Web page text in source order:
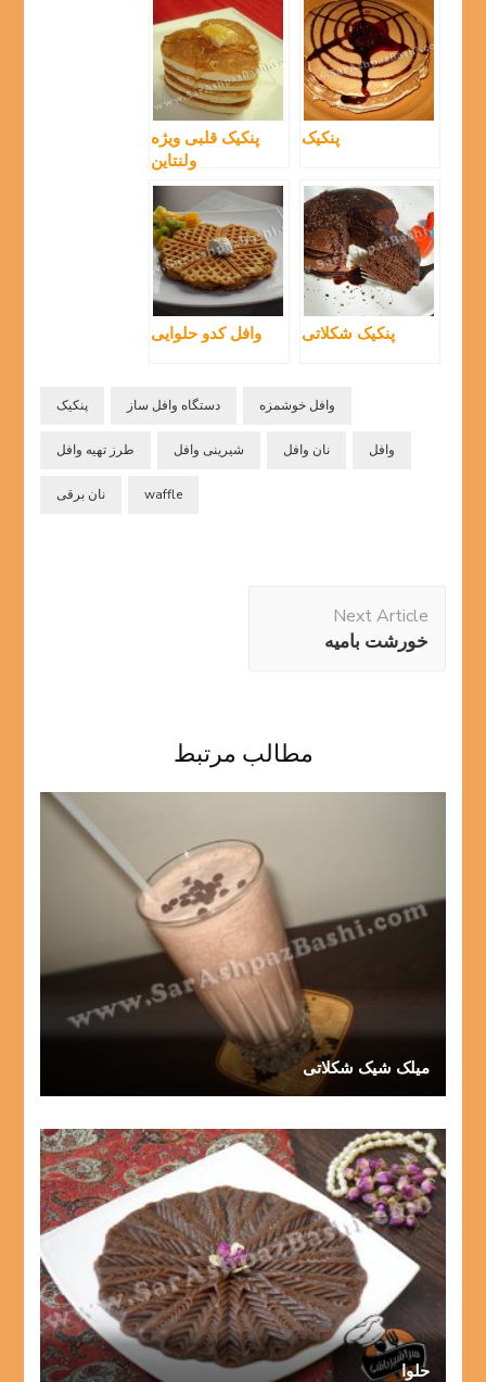
پنکیک
پنکیک قلبی ویژه
ولنتاین
پنکیک شکلاتی وافل کدو حلوایی
پنکیک دستگاه وافل ساز وافل خوشمزه
طرز تهیه وافل شیرینی وافل نان وافل وافل
نان برقی waffle
Navigation
Next Article
خورشت بامیه
مطالب مرتبط
میلک شیک شکلاتی
حلوا